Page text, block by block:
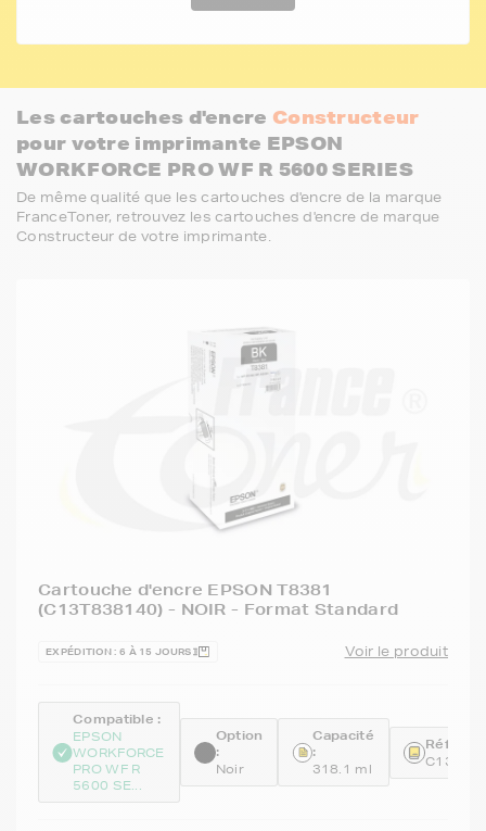
Les cartouches d'encre Constructeur
pour votre imprimante EPSON
WORKFORCE PRO WF R 5600 SERIES
De même qualité que les cartouches d'encre de la marque
FranceToner, retrouvez les cartouches d'encre de marque
Constructeur de votre imprimante.
Cartouche d'encre EPSON T8381
(C13T838140) - NOIR - Format Standard
EXPÉDITION : 6 À 15 JOURS Voir le produit
Compatible :
EPSON
WORKFORCE
PRO WF R
5600 SE...
Option
:
Noir
Capacité
:
318.1 ml